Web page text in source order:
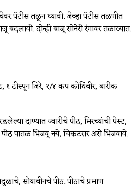
पॅटीस तळून घ्यावी. जेव्हा पॅटीस तळणीत
दोन्ही बाजू सोनेरी रंगावर तळाव्यात.
टीस्पून जिरे, १/४ कप कोथिंबीर, बारीक
दाण्यात ज्वारीचे पीठ, मिरच्यांची पेस्ट,
पीठ पातळ भिजवू नये, चिकटसर असे भिजवावे.
सोयाबीनचे पीठ. पीठाचे प्रमाण